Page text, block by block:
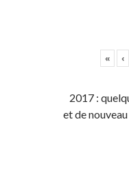
« ‹
2017 :
et de